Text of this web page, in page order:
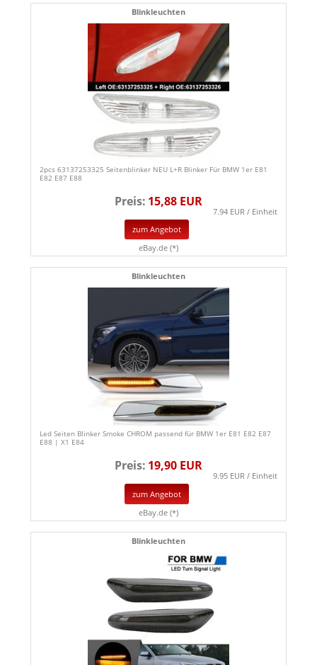
Blinkleuchten
2pcs 63137253325 Seitenblinker NEU L+R Blinker Für BMW 1er E81
E82 E87 E88
Preis: 15,88 EUR
7.94 EUR / Einheit
zum Angebot
eBay.de (*)
Blinkleuchten
Led Seiten Blinker Smoke CHROM passend für BMW 1er E81 E82 E87
E88 | X1 E84
Preis: 19,90 EUR
9.95 EUR / Einheit
zum Angebot
eBay.de (*)
Blinkleuchten